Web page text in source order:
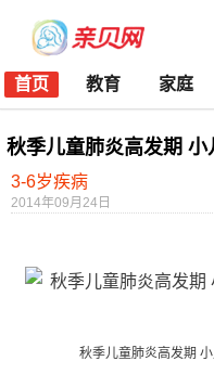
首页 教育 家庭
秋季儿童肺炎高发期
3-6岁疾病
2014年09月24日
秋季儿童肺炎高发期